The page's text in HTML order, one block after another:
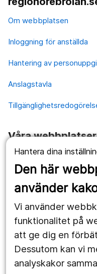
Hantera dina
Den här
använder
Vi använder
funktionalitet på
att ge dig en
Dessutom kan vi
analyskakor
Om webbplatsen
Inloggning för anställda
Hantering av
Anslagstavla
Våra webbplatser
1177.se
Länstrafiken
Utveckling
Följ oss